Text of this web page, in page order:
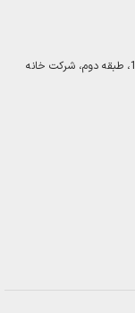
شریعتی، پایین تر از حسینیه ارشاد، کوی کامیار، پلاک 17، طبقه دوم، شرکت خانه